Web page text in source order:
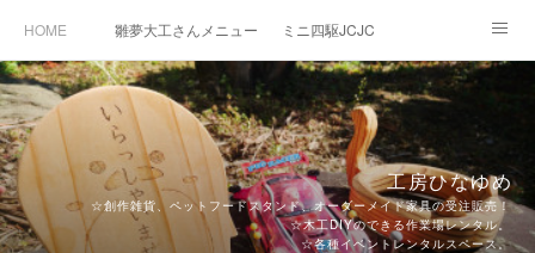
HOME 雛夢大工さんメニュー表 ミニ四駆JCJC
ミニ四駆手作り木製コース走行体験スタジオ雛夢レンタル
DIY工作室＆製材所レンタルMUSIC BARスペース &レンタル小屋
オリジナル雑貨販売＆オーダー家具etc
ACCESS Ameblo
工房ひなゆめ
☆創作雑貨、ペットフードスタンド、オーダーメイド家具の受注販売！
☆木工DIYのできる作業場レンタル。
☆各種イベントレンタルスペース。